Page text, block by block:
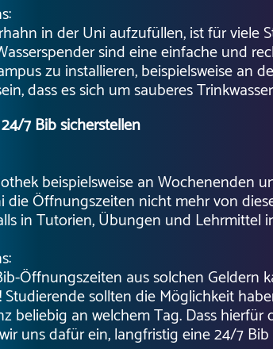
in der Uni aufzufüllen, ist für
sind eine einfache und
zu installieren, beispielsweise an
dass es sich um sauberes
7 Bib sicherstellen
beispielsweise an Wochenenden
Öffnungszeiten nicht mehr von
in Tutorien, Übungen und Lehrmittel
Öffnungszeiten aus solchen
Studierende sollten die Möglichkeit
beliebig an welchem Tag. Dass
uns dafür ein, langfristig eine 24/7